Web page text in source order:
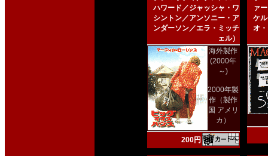
ハワード／ジャッシャ・ワ
シントン／アンソニー・ア
ンダーソン／エラ・ミッチ
ェル）
海外製作
(2000年
～)
2000年製
作（製作
国 アメリ
カ）
200円
ァ
ケ
オ